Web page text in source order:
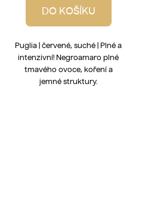
DO KOŠÍKU
Puglia | červené, suché | Plné a
intenzivní! Negroamaro plné
tmavého ovoce, koření a
jemné struktury.